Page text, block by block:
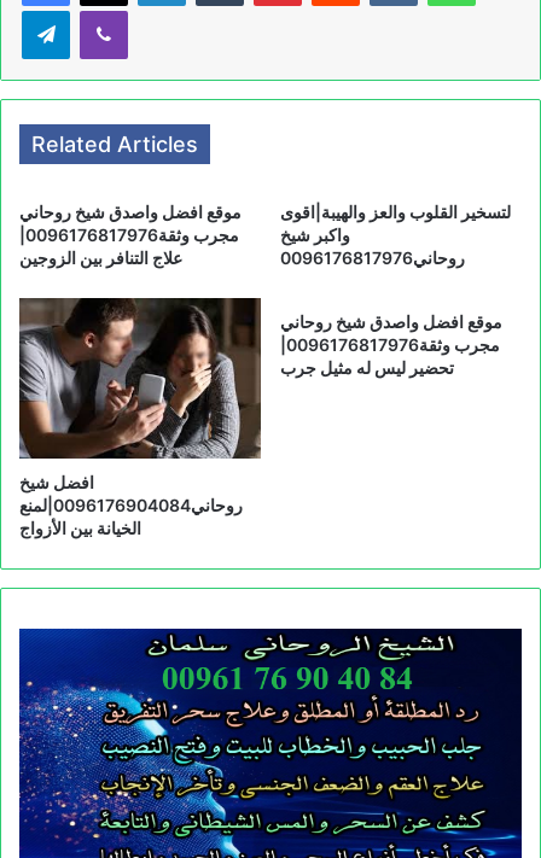
Telegram
Related Articles
موقع افضل واصدق شيخ روحاني
علاج التنافر بين الزوجين
لتسخير القلوب والعز والهيبة|اقوى
واكبر شيخ
روحاني0096176817976
افضل شيخ
روحاني0096176904084|لمنع
الخيانة بين الأزواج
موقع افضل واصدق شيخ روحاني
تحضير ليس له مثيل جرب